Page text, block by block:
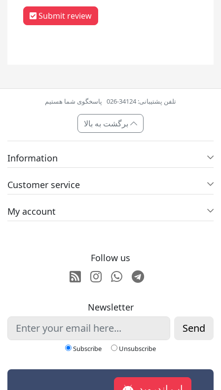
Submit review
تلفن پشتیبانی: 34124-026 پاسخگوی شما هستیم
Information
Customer service
My account
Follow us
RSSInstagram
Whatsapp
Telegram
Newsletter
Send
Subscribe Unsubscribe